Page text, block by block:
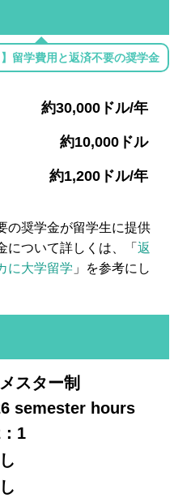
】留学費用と返済不要の奨学金
約30,000ドル/年
約10,000ドル
約1,200ドル/年
の奨学金が留学生に提供
について詳しくは、「返
に大学留学 」を参考にし
スター制
semester hours
1